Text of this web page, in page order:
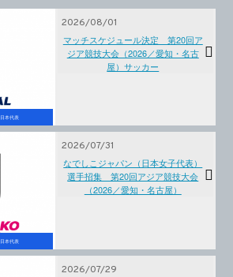
日本代表
2026/08/01
マッチスケジュール決定 第20回ア
ジア競技大会（2026／愛知・名古
屋）サッカー
日本代表
2026/07/31
なでしこジャパン（日本女子代表）
選手招集 第20回アジア競技大会
（2026／愛知・名古屋）
2026/07/29